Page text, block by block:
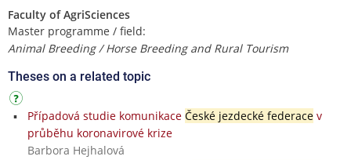
Faculty of AgriSciences
Master programme / field:
Animal Breeding / Horse Breeding and Rural Tourism
Theses on a related topic
Případová studie komunikace České jezdecké federacev
průběhu koronavirové krize
Barbora Hejhalová